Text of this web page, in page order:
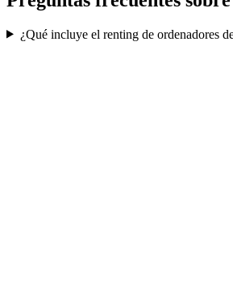
¿Qué incluye el renting de ordenadores